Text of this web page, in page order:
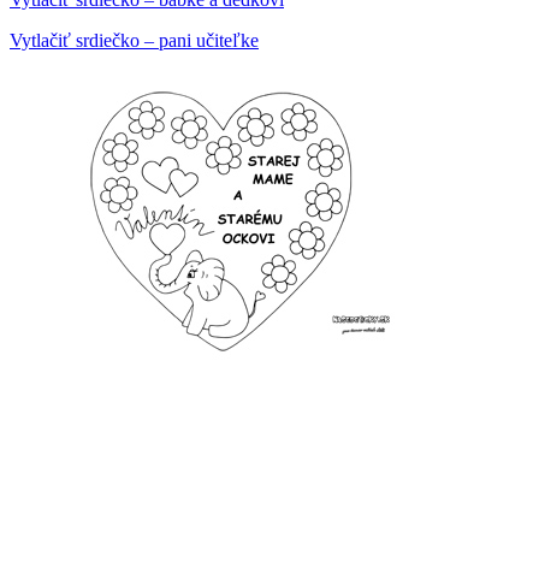
Vytlačiť srdiečko – pani učiteľke